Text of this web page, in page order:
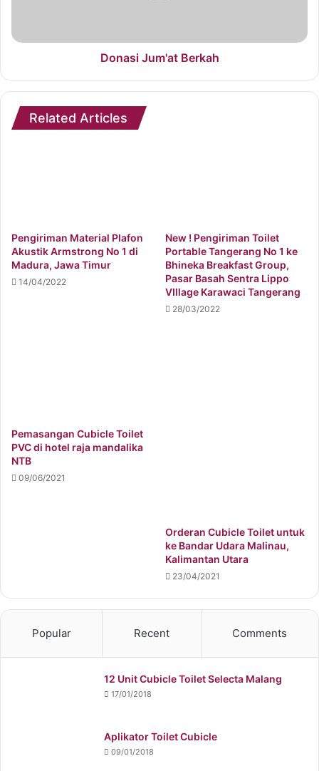
Donasi Jum'at Berkah
Related Articles
Pengiriman Material Plafon
Akustik Armstrong No 1 di
Madura, Jawa Timur
14/04/2022
New ! Pengiriman Toilet
Portable Tangerang No 1 ke
Bhineka Breakfast Group,
Pasar Basah Sentra Lippo
VIllage Karawaci Tangerang
28/03/2022
Pemasangan Cubicle Toilet
PVC di hotel raja mandalika
NTB
09/06/2021
Orderan Cubicle Toilet untuk
ke Bandar Udara Malinau,
Kalimantan Utara
23/04/2021
Popular Recent Comments
12 Unit Cubicle Toilet Selecta Malang
17/01/2018
Aplikator Toilet Cubicle
09/01/2018